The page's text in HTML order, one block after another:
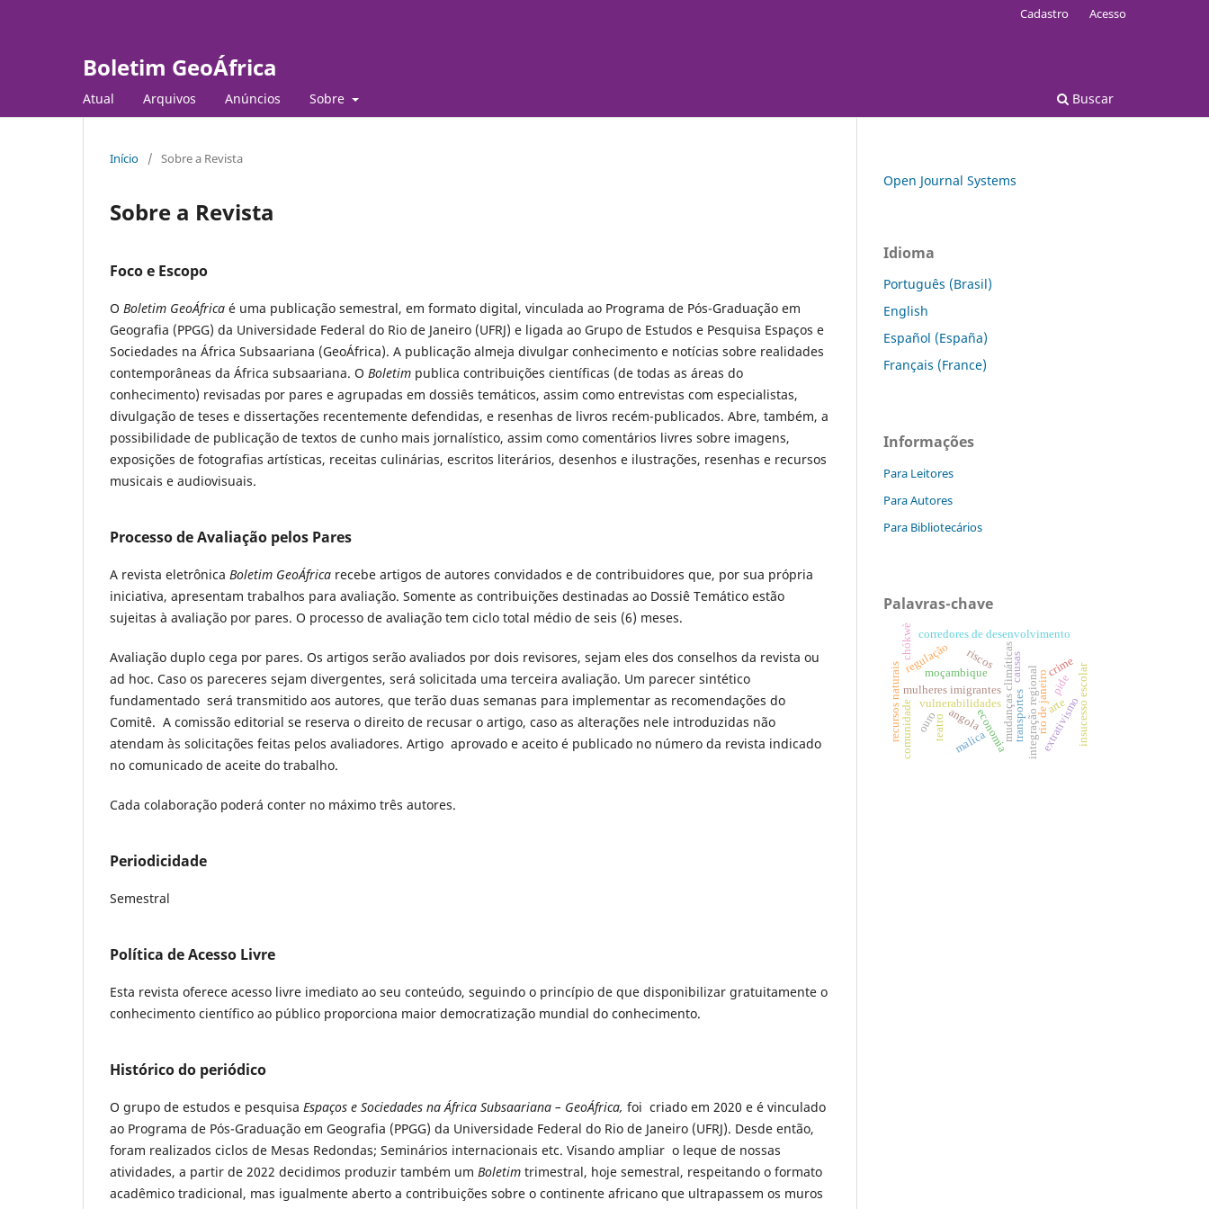
Boletim GeoÁfrica
Atual Arquivos Anúncios Sobre Buscar
Cadastro Acesso
Início / Sobre a Revista
Sobre a Revista
Foco e Escopo
O Boletim GeoÁfrica é uma publicação semestral, em formato digital, vinculada ao Programa de Pós-Graduação em
Geografia (PPGG) da Universidade Federal do Rio de Janeiro (UFRJ) e ligada ao Grupo de Estudos e Pesquisa Espaços e
Sociedades na África Subsaariana (GeoÁfrica). A publicação almeja divulgar conhecimento e notícias sobre realidades
contemporâneas da África subsaariana. O Boletim publica contribuições científicas (de todas as áreas do
conhecimento) revisadas por pares e agrupadas em dossiês temáticos, assim como entrevistas com especialistas,
divulgação de teses e dissertações recentemente defendidas, e resenhas de livros recém-publicados. Abre, também, a
possibilidade de publicação de textos de cunho mais jornalístico, assim como comentários livres sobre imagens,
exposições de fotografias artísticas, receitas culinárias, escritos literários, desenhos e ilustrações, resenhas e recursos
musicais e audiovisuais.
Processo de Avaliação pelos Pares
A revista eletrônica Boletim GeoÁfrica recebe artigos de autores convidados e de contribuidores que, por sua própria
iniciativa, apresentam trabalhos para avaliação. Somente as contribuições destinadas ao Dossiê Temático estão
sujeitas à avaliação por pares. O processo de avaliação tem ciclo total médio de seis (6) meses.
Avaliação duplo cega por pares. Os artigos serão avaliados por dois revisores, sejam eles dos conselhos da revista ou
ad hoc. Caso os pareceres sejam divergentes, será solicitada uma terceira avaliação. Um parecer sintético
fundamentado será transmitido aos autores, que terão duas semanas para implementar as recomendações do
Comitê. A comissão editorial se reserva o direito de recusar o artigo, caso as alterações nele introduzidas não
atendam às solicitações feitas pelos avaliadores. Artigo aprovado e aceito é publicado no número da revista indicado
no comunicado de aceite do trabalho.
Cada colaboração poderá conter no máximo três autores.
Periodicidade
Semestral
Política de Acesso Livre
Esta revista oferece acesso livre imediato ao seu conteúdo, seguindo o princípio de que disponibilizar gratuitamente o
conhecimento científico ao público proporciona maior democratização mundial do conhecimento.
Histórico do periódico
O grupo de estudos e pesquisa Espaços e Sociedades na África Subsaariana – GeoÁfrica, foi criado em 2020 e é vinculado
ao Programa de Pós-Graduação em Geografia (PPGG) da Universidade Federal do Rio de Janeiro (UFRJ). Desde então,
foram realizados ciclos de Mesas Redondas; Seminários internacionais etc. Visando ampliar o leque de nossas
atividades, a partir de 2022 decidimos produzir também um Boletim trimestral, hoje semestral, respeitando o formato
acadêmico tradicional, mas igualmente aberto a contribuições sobre o continente africano que ultrapassem os muros
Open Journal Systems
Idioma
Português (Brasil)
English
Español (España)
Français (France)
Informações
Para Leitores
Para Autores
Para Bibliotecários
Palavras-chave
mudanças climáticas
riscos
vulnerabilidades
economia
moçambique
transportes
corredores de desenvolvimento
integração regional
mulheres imigrantes rio de janeiro
angola arte
teatro
recursos naturais extrativismo
ouro
regulação
insucesso escolar
causas
comunidade
pide
crime
malica
chókwè